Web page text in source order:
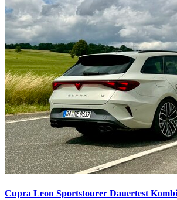
Cupra Leon Sportstourer Dauertest